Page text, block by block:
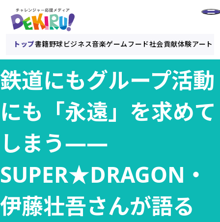
トップ書籍野球 ビジネス音楽ゲーム フード社会貢献体験アート
鉄道にもグループ活動
にも「永遠」を求めて
しまう——
SUPER★DRAGON・
伊藤壮吾さんが語る